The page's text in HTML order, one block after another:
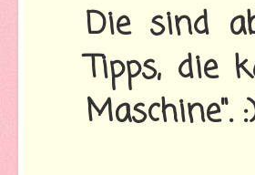
Die sind
Tipps, die
Maschine".